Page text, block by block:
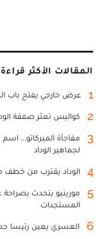
المقالات الأكثر قراءة
1 عرض خارجي يفتح باب
2 كواليس تعثر صفقة
3
مفاجأة الميركاتو...
لجماهير الوداد
4 الوداد يقترب من خطف
5
مورينيو يتحدث بصراحة
المستجدات
6 العسري يعين رئيسا